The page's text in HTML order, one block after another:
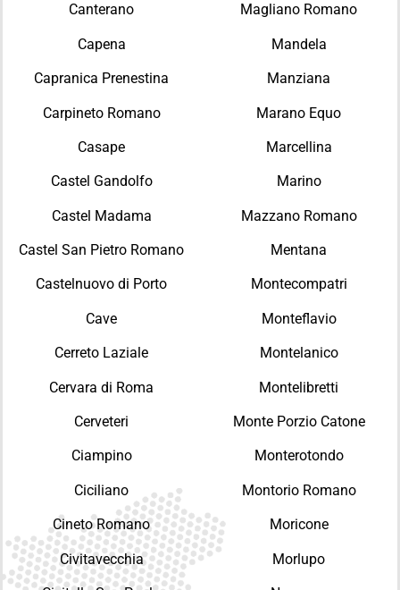
Canterano
Capena
Capranica Prenestina
Carpineto Romano
Casape
Castel Gandolfo
Castel Madama
Castel San Pietro Romano
Castelnuovo di Porto
Cave
Cerreto Laziale
Cervara di Roma
Cerveteri
Ciampino
Ciciliano
Cineto Romano
Civitavecchia
Magliano Romano
Mandela
Manziana
Marano Equo
Marcellina
Marino
Mazzano Romano
Mentana
Montecompatri
Monteflavio
Montelanico
Montelibretti
Monte Porzio Catone
Monterotondo
Montorio Romano
Moricone
Morlupo